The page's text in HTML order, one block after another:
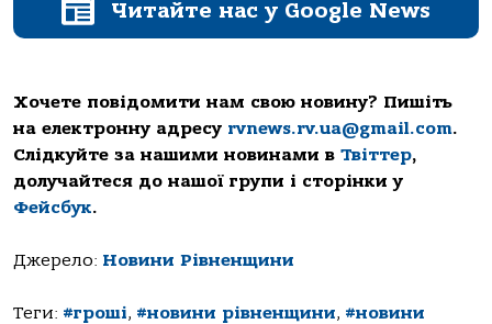
Читайте нас у Google News
Хочете повідомити нам свою новину? Пишіть
на електронну адресу rvnews.rv.ua@gmail.com.
Слідкуйте за нашими новинами в Твіттер,
долучайтеся до нашої групи і сторінки у
Фейсбук.
Джерело: Новини Рівненщини
Теги: #гроші, #новини рівненщини, #новини